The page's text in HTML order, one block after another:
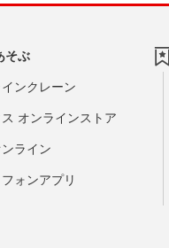
そぶ
ンクレーン
オンラインストア
ライン
ォンアプリ